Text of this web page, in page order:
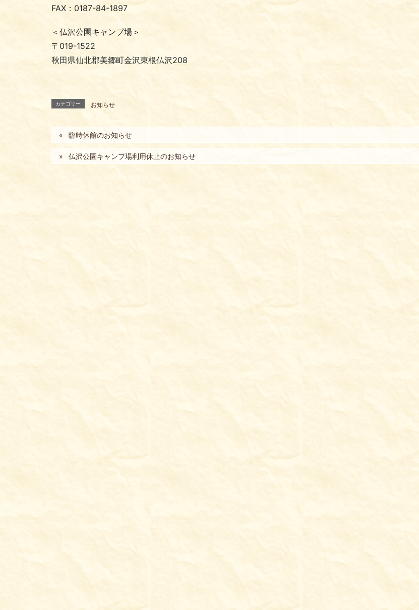
FAX：0187-84-1897
＜仏沢公園キャンプ場＞
〒019-1522
秋田県仙北郡美郷町金沢東根仏沢208
カテゴリー お知らせ
臨時休館のお知らせ
仏沢公園キャンプ場利用休止のお知らせ